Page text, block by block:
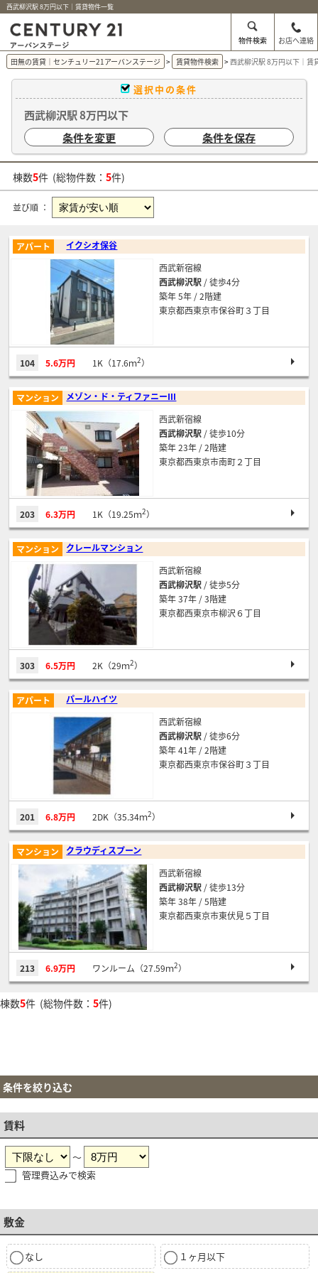
西武柳沢駅 8万円以下｜賃貸物件一覧
物件検索
お店へ連絡
田無の賃貸｜センチュリー21アーバンステージ
賃貸物件検索 西武柳沢駅 8万円以下｜賃
選択中の条件
西武柳沢駅 8万円以下
条件を変更
条件を保存
棟数5件 (総物件数： 5件)
並び順 ：
イクシオ保谷
アパート
西武新宿線
西武柳沢駅 / 徒歩4分
築年 5年 / 2階建
東京都西東京市保谷町３丁目
104 5.6万円 1K（17.6ｍ2）
メゾン・ド・ティファニーⅢ
マンション
西武新宿線
西武柳沢駅 / 徒歩10分
築年 23年 / 2階建
東京都西東京市南町２丁目
203 6.3万円 1K（19.25ｍ2）
クレールマンション
マンション
西武新宿線
西武柳沢駅 / 徒歩5分
築年 37年 / 3階建
東京都西東京市柳沢６丁目
303 6.5万円 2K（29ｍ2）
パールハイツ
アパート
西武新宿線
西武柳沢駅 / 徒歩6分
築年 41年 / 2階建
東京都西東京市保谷町３丁目
201 6.8万円 2DK（35.34ｍ2）
クラウディスプーン
マンション
西武新宿線
西武柳沢駅 / 徒歩13分
築年 38年 / 5階建
東京都西東京市東伏見５丁目
213 6.9万円 ワンルーム（27.59ｍ2）
棟数5件 (総物件数： 5件)
条件を絞り込む
賃料
～
管理費込みで検索
敷金
なし １ヶ月以下